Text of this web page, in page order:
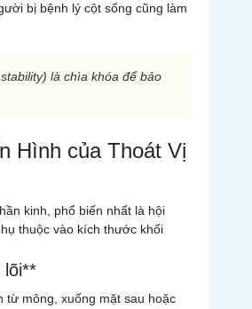
bị bệnh lý cột sống cũng làm
là chìa khóa để bảo
Hình của Thoát Vị
kinh, phổ biến nhất là hội
thuộc vào kích thước khối
lõi**
từ mông, xuống mặt sau hoặc